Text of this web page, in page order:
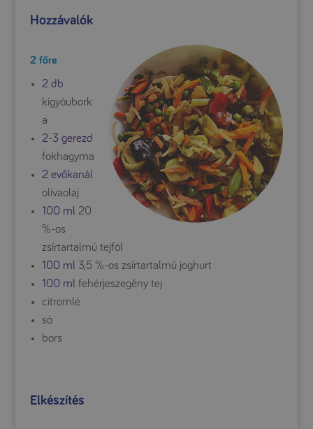
Hozzávalók
2 főre
2 db
kígyóubork
a
2-3 gerezd
fokhagyma
2 evőkanál
olívaolaj
100 ml20
%-os
zsírtartalmú tejföl
100 ml3,5 %-os zsírtartalmú joghurt
100 mlfehérjeszegény tej
citromlé
só
bors
Elkészítés